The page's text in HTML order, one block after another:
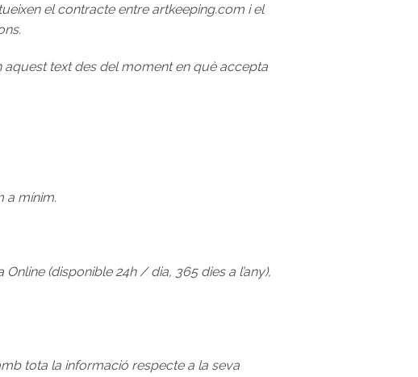
el contracte entre artkeeping.com i el
aquest text des del moment en què accepta
a mínim.
(disponible 24h / dia, 365 dies a l’any),
tota la informació respecte a la seva